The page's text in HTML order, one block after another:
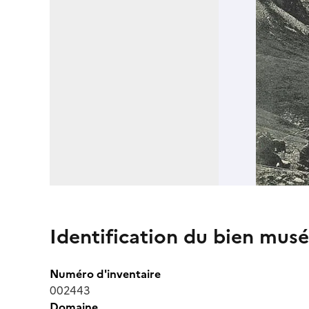
Identification du bien
Numéro d'inventaire
002443